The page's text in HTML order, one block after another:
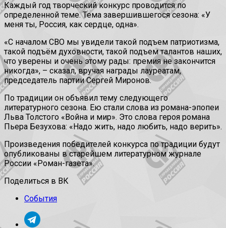
Каждый год творческий конкурс проводится по
определенной теме. Тема завершившегося сезона: «У
меня ты, Россия, как сердце, одна».
«С началом СВО мы увидели такой подъем патриотизма,
такой подъём духовности, такой подъем талантов наших,
что уверены и очень этому рады: премия не закончится
никогда», – сказал, вручая награды лауреатам,
председатель партии Сергей Миронов.
По традиции он объявил тему следующего
литературного сезона. Ею стали слова из романа-эпопеи
Льва Толстого «Война и мир». Это слова героя романа
Пьера Безухова: «Надо жить, надо любить, надо верить».
Произведения победителей конкурса по традиции будут
опубликованы в старейшем литературном журнале
России «Роман-газета».
Поделиться в ВК
События